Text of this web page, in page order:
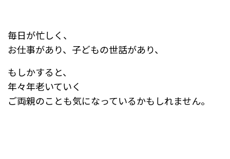
毎日が忙しく、
お仕事があり、子どもの世話があり、
もしかすると、
年々年老いていく
ご両親のことも気になっているかもしれません。